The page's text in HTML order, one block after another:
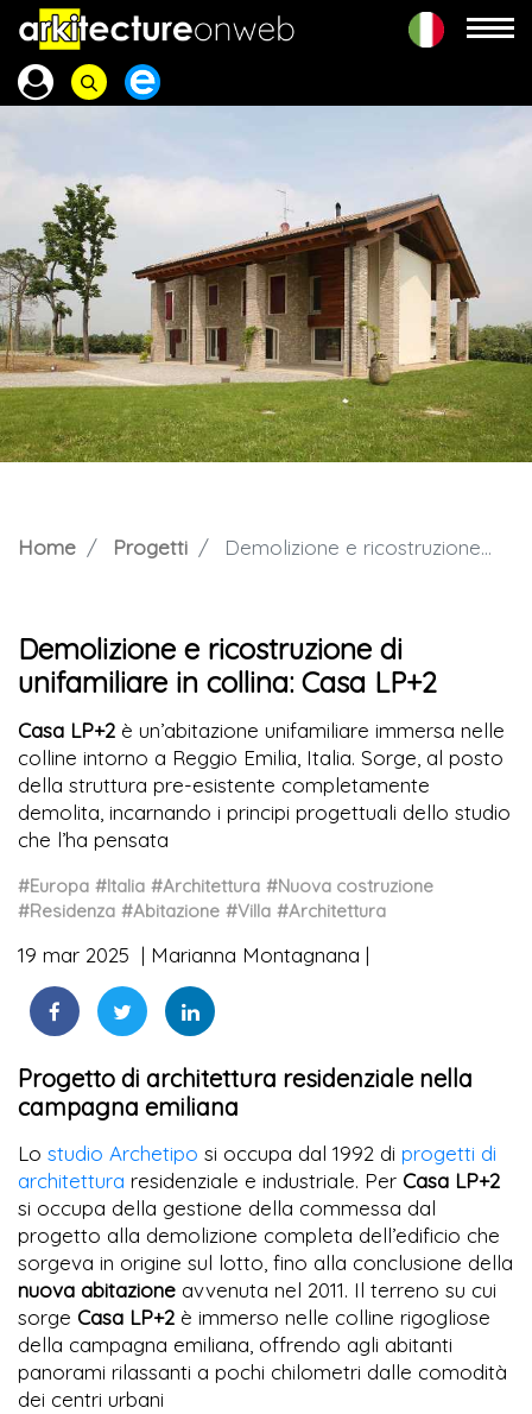
Home Progetti Demolizione e ricostruzione di unifamiliare in collina: Casa LP+2
Demolizione e ricostruzione di
unifamiliare in collina: Casa LP+2
Casa LP+2 è un’abitazione unifamiliare immersa nelle
colline intorno a Reggio Emilia, Italia. Sorge, al posto
della struttura pre-esistente completamente
demolita, incarnando i principi progettuali dello studio
che l’ha pensata
#Europa #Italia #Architettura #Nuova costruzione
#Residenza #Abitazione #Villa #Architettura
19 mar 2025 Marianna Montagnana
Progetto di architettura residenziale nella
campagna emiliana
Lo studio Archetipo si occupa dal 1992 di progetti di
architettura residenziale e industriale. Per Casa LP+2
si occupa della gestione della commessa dal
progetto alla demolizione completa dell’edificio che
sorgeva in origine sul lotto, fino alla conclusione della
nuova abitazione avvenuta nel 2011. Il terreno su cui
sorge Casa LP+2 è immerso nelle colline rigogliose
della campagna emiliana, offrendo agli abitanti
panorami rilassanti a pochi chilometri dalle comodità
dei centri urbani